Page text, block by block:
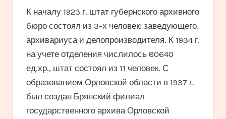
К началу 1923 г. штат губернского архивного
бюро состоял из 3-х человек: заведующего,
архивариуса и делопроизводителя. К 1934 г.
на учете отделения числилось 80640
ед.хр., штат состоял из 11 человек. С
образованием Орловской области в 1937 г.
был создан Брянский филиал
государственного архива Орловской